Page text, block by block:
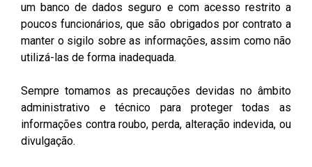
um banco de dados seguro e com acesso restrito a
poucos funcionários, que são obrigados por contrato a
manter o sigilo sobre as informações, assim como não
utilizá-las de forma inadequada.
Sempre tomamos as precauções devidas no âmbito
administrativo e técnico para proteger todas as
informações contra roubo, perda, alteração indevida, ou
divulgação.